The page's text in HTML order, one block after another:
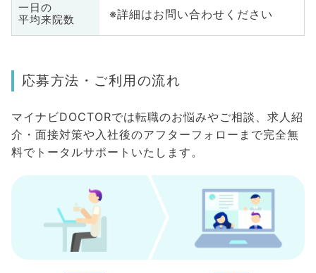
一日の
平均来院数
※詳細はお問い合わせください
応募方法・ご利用の流れ
マイナビDOCTORでは転職のお悩みやご相談、求人紹
介・面接対策や入社後のアフターフォローまで完全無
料でトータルサポートいたします。